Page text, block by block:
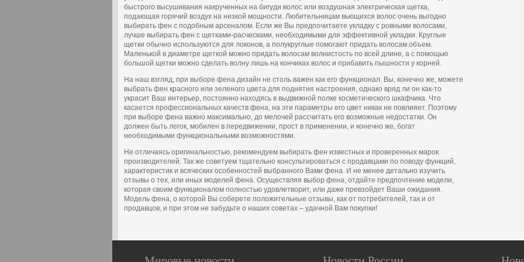
быстрого высушивания накрученных на бигуди волос или воздушная электрическая щетка,
подающая горячий воздух на низкой мощности. Любительницам вьющихся волос очень выгодно
выбирать фен с подобным арсеналом. Если же Вы предпочитаете укладку с ровными волосами,
лучше выбирать фен с щетками-расческами, необходимыми для эффективной укладки. Круглые
щетки обычно используются для локонов, а полукруглые помогают придать волосам объем.
Маленькой в диаметре щеткой можно придать волосам волнистость по всей длине, а с помощью
большой щетки можно сделать волну лишь на кончиках волос и прибавить пышности у корней.
На наш взгляд, при выборе фена дизайн не столь важен как его функционал. Вы, конечно же, можете
выбрать фен красного или зеленого цвета для поднятия настроения, однако вряд ли он как-то
украсит Ваш интерьер, постоянно находясь в выдвижной полке косметического шкафчика. Что
касается профессиональных качеств фена, на эти параметры его цвет никак не повлияет. Поэтому
при выборе фена важно максимально, до мелочей рассчитать его возможные недостатки. Он
должен быть легок, мобилен в передвижении, прост в применении, и конечно же, богат
необходимыми функциональными возможностями.
Не отличаясь оригинальностью, рекомендуем выбирать фен известных и проверенных марок
производителей. Так же советуем тщательно консультироваться с продавцами по поводу функций,
характеристик и всяческих особенностей выбранного Вами фена. И не менее детально изучить
отзывы о тех, или иных моделей фена. Осуществляя выбор фена, отдайте предпочтение модели,
которая своим функционалом полностью удовлетворит, или даже превзойдет Ваши ожидания.
Модель фена, о которой Вы соберете положительные отзывы, как от потребителей, так и от
продавцов, и при этом не забудьте о наших советах – удачной Вам покупки!